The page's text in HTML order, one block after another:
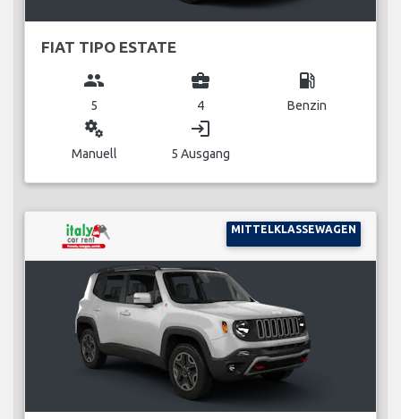
FIAT TIPO ESTATE
group
5
business_center
4
local_gas_station
Benzin
miscellaneous_services
Manuell
login
5 Ausgang
MITTELKLASSEWAGEN